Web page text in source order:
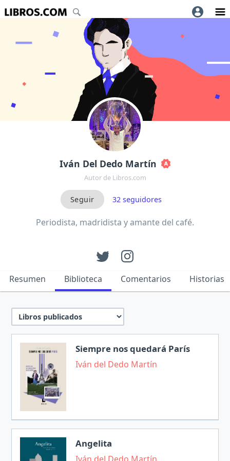
Iván Del Dedo Martín
Autor de Libros.com
32seguidores
Periodista, madridista y amante del café.
Resumen Biblioteca Comentarios Historias
Siempre nos quedará París
Iván del Dedo Martín
Angelita
Iván del Dedo Martín